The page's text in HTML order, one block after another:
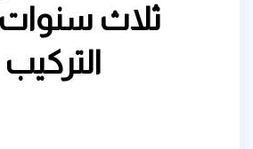
ثلاث
التركيب